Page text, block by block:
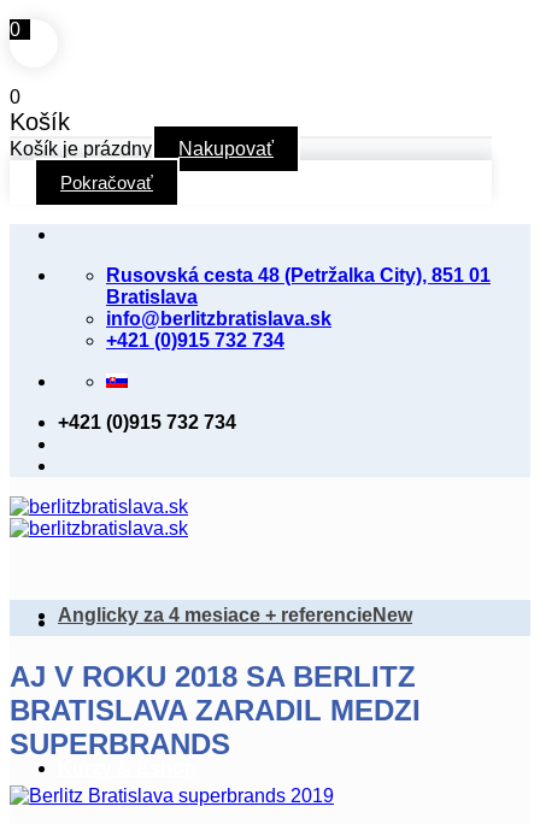
0
0
Košík
Košík je prázdny
Nakupovať
Pokračovať
Skip
content
Rusovská cesta 48 (Petržalka City), 851 01
Bratislava
info@berlitzbratislava.sk
+421 (0)915 732 734
+421 (0)915 732 734
Anglicky za 4 mesiace + referencie
AJ V ROKU 2018 SA BERLITZ
BRATISLAVA ZARADIL MEDZI
SUPERBRANDS